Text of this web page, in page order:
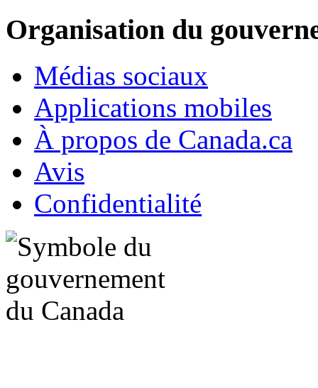
Organisation du
Médias sociaux
Applications mobiles
À propos de Canada.ca
Avis
Confidentialité